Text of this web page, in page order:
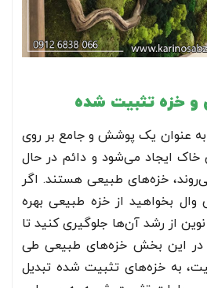
و خزه تثبیت شده
عنوان یک پوشش و جامع بر روی
ایجاد می‌شود و دائم در حال
خزه‌های طبیعی هستند. اگر
بخواهید از خزه طبیعی بهره
نوین از رشد آن‌ها جلوگیری کنید تا
در این بخش خزه‌های طبیعی طی
به خزه‌های تثبیت شده تبدیل